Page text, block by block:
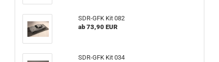
SDR-GFK Kit 082
ab 73,90 EUR
SDR-GFK Kit 034